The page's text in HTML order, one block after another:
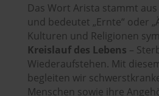
Das Wort Arista stammt
und bedeutet „Ernte“ oder
Kulturen und Religionen
Kreislauf des Lebens –
Wiederaufstehen. Mit
begleiten wir
Menschen sowie ihre